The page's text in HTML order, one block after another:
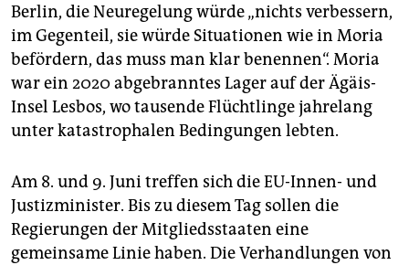
Berlin, die Neuregelung würde „nichts verbessern,
im Gegenteil, sie würde Situationen wie in Moria
befördern, das muss man klar benennen“. Moria
war ein 2020 abgebranntes Lager auf der Ägäis-
Insel Lesbos, wo tausende Flüchtlinge jahrelang
unter katastrophalen Bedingungen lebten.
Am 8. und 9. Juni treffen sich die EU-Innen- und
Justizminister. Bis zu diesem Tag sollen die
Regierungen der Mitgliedsstaaten eine
gemeinsame Linie haben. Die Verhandlungen von